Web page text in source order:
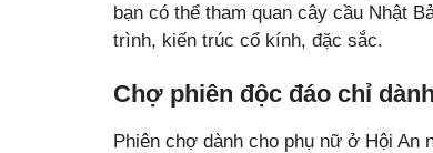
bạn có thể tham quan cây cầu Nhật
trình, kiến trúc cổ kính, đặc sắc.
Chợ phiên độc đáo chỉ
Phiên chợ dành cho phụ nữ ở Hội An